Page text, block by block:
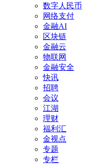
数字人民币
网络支付
金融AI
区块链
金融云
物联网
金融安全
快讯
招聘
会议
江湖
理财
福利汇
金视点
专题
专栏